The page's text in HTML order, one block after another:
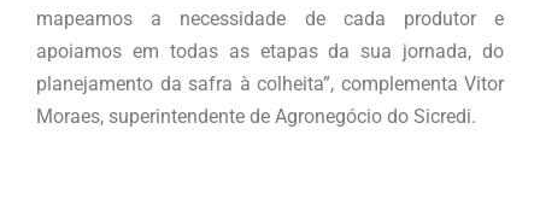
mapeamos a necessidade de cada produtor e
apoiamos em todas as etapas da sua jornada, do
planejamento da safra à colheita”, complementa Vitor
Moraes, superintendente de Agronegócio do Sicredi.